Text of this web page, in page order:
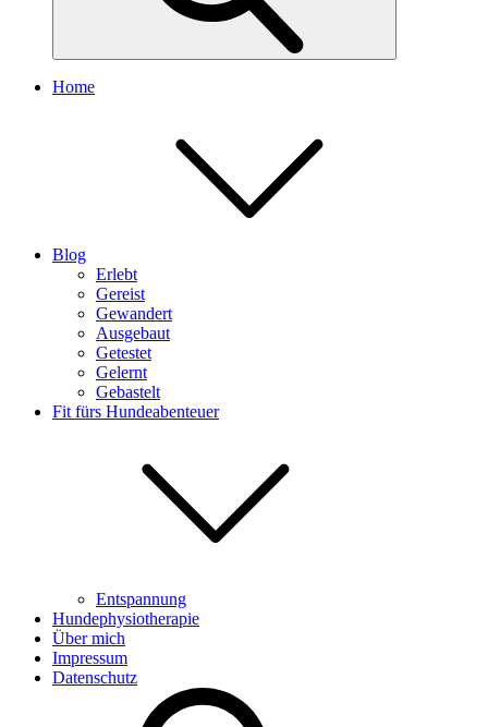
Home
Blog
Erlebt
Gereist
Gewandert
Ausgebaut
Getestet
Gelernt
Gebastelt
Fit fürs Hundeabenteuer
Entspannung
Hundephysiotherapie
Über mich
Impressum
Datenschutz